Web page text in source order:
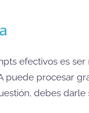
efectivos es ser
puede procesar
debes